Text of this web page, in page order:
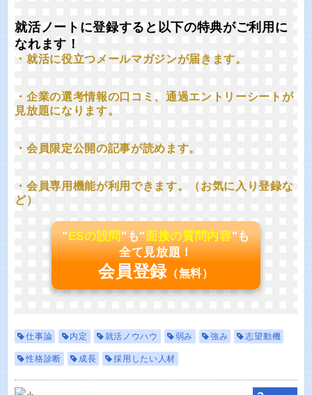
就活ノートに登録すると以下の特典がご利用に
なれます！
・就活に役立つメールマガジンが届きます。
・企業の選考情報の口コミ、通過エントリーシートが
見放題になります。
・会員限定公開の記事が読めます。
・会員専用機能が利用できます。（お気に入り登録な
ど）
"ESの設問"も"面接の質問内容"も
全て見放題！
会員登録 （無料）
仕事論 内定 就活ノウハウ 弱み 強み 志望動機
性格診断 成長 採用したい人材